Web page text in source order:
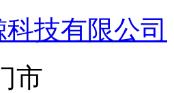
技有限公司
市